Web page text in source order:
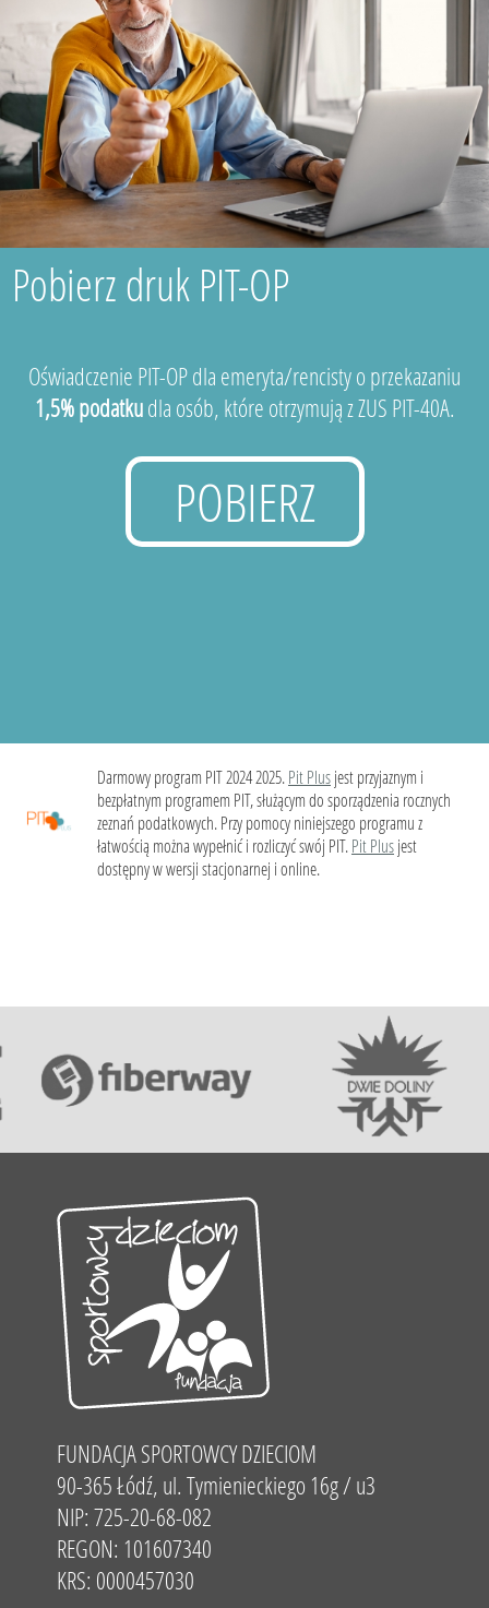
Pobierz druk PIT-OP
Oświadczenie PIT-OP dla emeryta/rencisty o przekazaniu
1,5% podatkudla osób, które otrzymują z ZUS PIT-40A.
POBIERZ
Darmowy program PIT 2024 2025.Pit Plusjest przyjaznym i
bezpłatnym programem PIT, służącym do sporządzenia rocznych
zeznań podatkowych. Przy pomocy niniejszego programu z
łatwością można wypełnić i rozliczyć swój PIT.Pit Plusjest
dostępny w wersji stacjonarnej i online.
FUNDACJA SPORTOWCY DZIECIOM
90-365 Łódź, ul. Tymienieckiego 16g / u3
NIP: 725-20-68-082
REGON: 101607340
KRS: 0000457030